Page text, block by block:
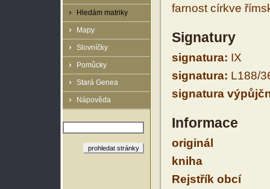
Hledám matriky
Mapy
Slovníčky
Pomůcky
Stará Genea
Nápověda
farnost církve
Signatury
signatura: IX
signatura: L188/
signatura
Informace
originál
kniha
Rejstřík obcí